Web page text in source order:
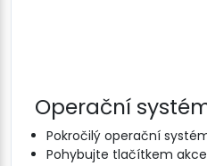
Operační
Pokročilý operační
Pohybujte tlačítkem